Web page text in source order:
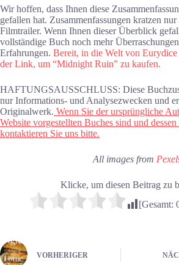
Wir hoffen, dass Ihnen diese
gefallen hat. Zusammenfassungen kratzen
Filmtrailer. Wenn Ihnen dieser Überblick
vollständige Buch noch mehr
Erfahrungen. Bereit, in die Welt von
der Link, um “Midnight Ruin” zu kaufen.
HAFTUNGSAUSSCHLUSS: Diese
nur Informations- und Analysezwecken und
Originalwerk. Wenn Sie der ursprüngliche
Website vorgestellten Buches sind und
kontaktieren Sie uns bitte.
All images from
Klicke, um diesen Beitrag zu
[Gesamt:
VORHERIGER